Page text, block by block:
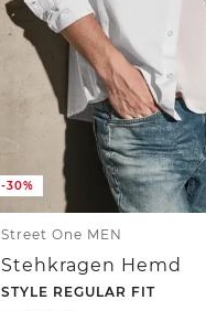
-30%
Street One MEN
Stehkragen Hemd
STYLE REGULAR FIT